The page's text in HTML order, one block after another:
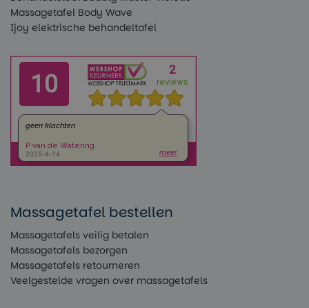
Massagetafel Body Wave
Ijoy elektrische behandeltafel
Massagetafel bestellen
Massagetafels veilig betalen
Massagetafels bezorgen
Massagetafels retourneren
Veelgestelde vragen over massagetafels